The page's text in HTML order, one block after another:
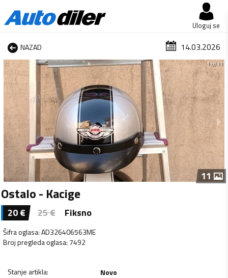
Uloguj se
NAZAD 14.03.2026
1 od 11
11
Ostalo - Kacige
20€ 25€ Fiksno
Šifra oglasa:AD326406563ME
Broj pregleda oglasa: 7492
Stanje artikla:
Novo